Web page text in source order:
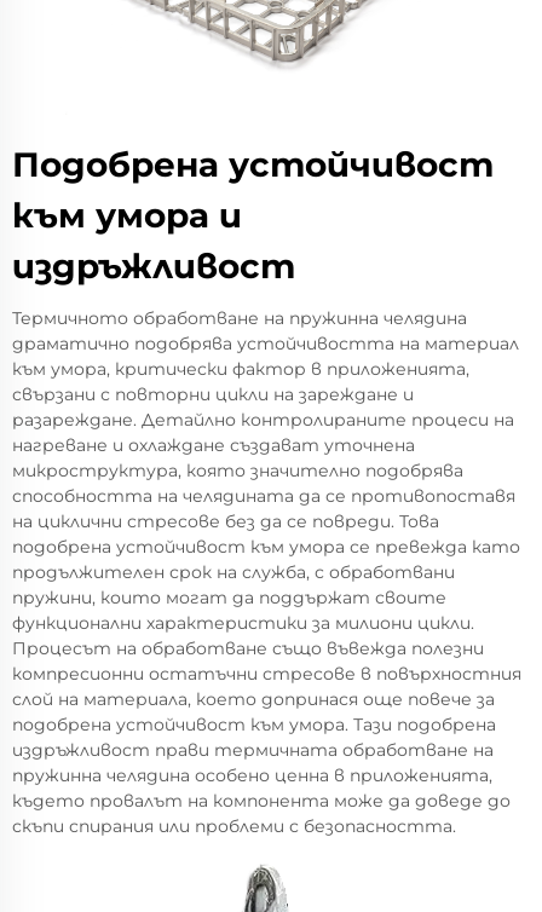
Подобрена устойчивост
към умора и
издръжливост
Термичното обработване на пружинна челядина
драматично подобрява устойчивостта на материал
към умора, критически фактор в приложенията,
свързани с повторни цикли на зареждане и
разареждане. Детайлно контролираните процеси на
нагреване и охлаждане създават уточнена
микроструктура, която значително подобрява
способността на челядината да се противопоставя
на циклични стресове без да се повреди. Това
подобрена устойчивост към умора се превежда като
продължителен срок на служба, с обработвани
пружини, които могат да поддържат своите
функционални характеристики за милиони цикли.
Процесът на обработване също въвежда полезни
компресионни остатъчни стресове в повърхностния
слой на материала, което допринася още повече за
подобрена устойчивост към умора. Тази подобрена
издръжливост прави термичната обработване на
пружинна челядина особено ценна в приложенията,
където провалът на компонента може да доведе до
скъпи спирания или проблеми с безопасността.